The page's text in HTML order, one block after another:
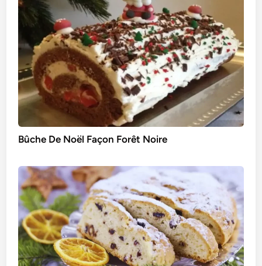
Bûche De Noël Façon Forêt Noire